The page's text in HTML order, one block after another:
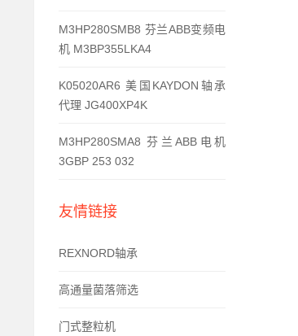
M3HP280SMB8 芬兰ABB变频电
机 M3BP355LKA4
K05020AR6 美国KAYDON轴承
代理 JG400XP4K
M3HP280SMA8 芬兰ABB电机
3GBP 253 032
友情链接
REXNORD轴承
高通量菌落筛选
门式整粒机